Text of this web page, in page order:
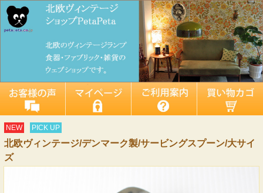
NEW PICK UP
北欧ヴィンテージ/デンマーク製/サービングスプーン/大サイ
ズ